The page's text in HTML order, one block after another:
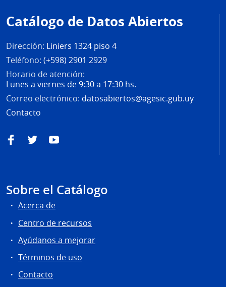
de
página
Catálogo de Datos Abiertos
Dirección: Liniers 1324 piso 4
Teléfono: (+598) 2901 2929
Horario de atención:
Lunes a viernes de 9:30 a 17:30 hs.
Correo electrónico: datosabiertos@agesic.gub.uy
Contacto
FacebookTwitterYouTube
Sobre el Catálogo
Acerca de
Centro de recursos
Ayúdanos a mejorar
Términos de uso
Contacto